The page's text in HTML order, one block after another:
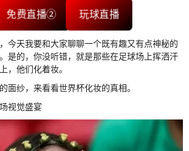
免费直播② 玩球直播
今天我要和大家聊聊一个既有趣又有点神秘的
的，你没听错，就是那些在足球场上挥洒汗
，他们化着妆。
面纱，来看看世界杯化妆的真相。
视觉盛宴